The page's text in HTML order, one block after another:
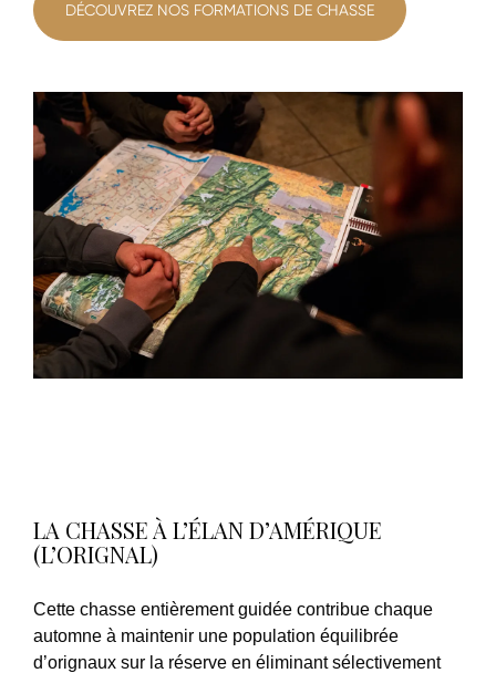
DÉCOUVREZ NOS FORMATIONS DE CHASSE
LA CHASSE À L’ÉLAN D’AMÉRIQUE
(L’ORIGNAL)
Cette chasse entièrement guidée contribue chaque
automne à maintenir une population équilibrée
d’orignaux sur la réserve en éliminant sélectivement